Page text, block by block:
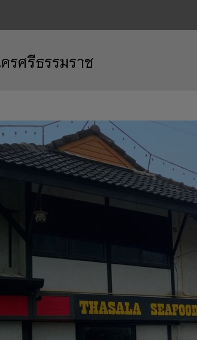
รศรีธรรมราช